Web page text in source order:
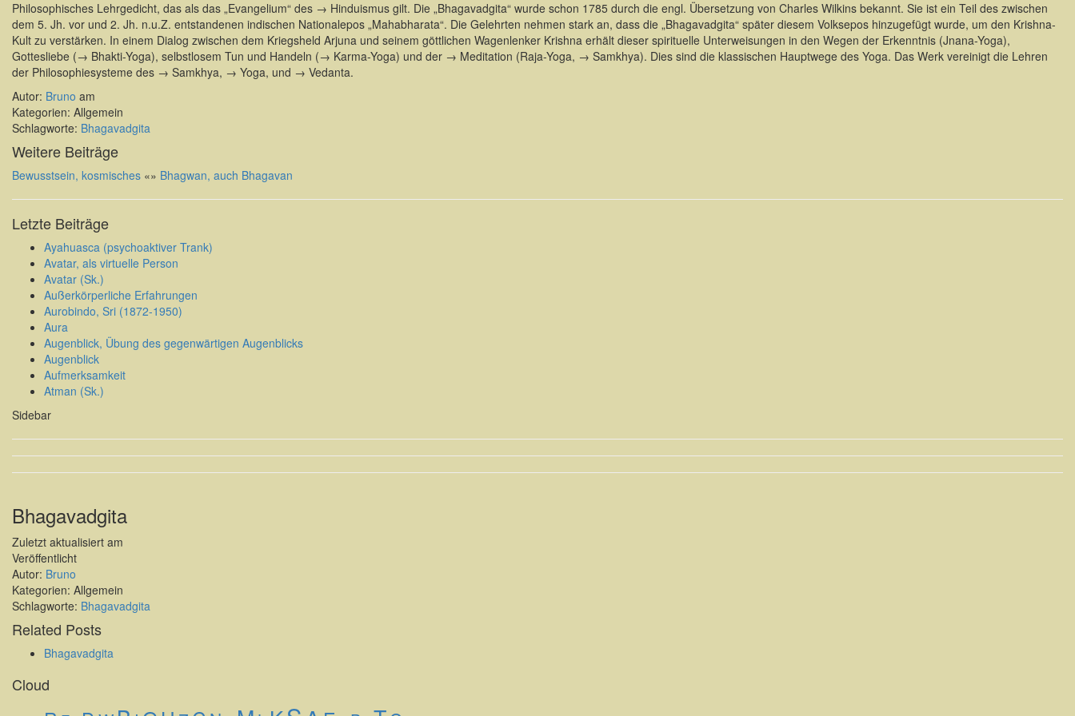
Philosophisches Lehrgedicht, das als das „Evangelium“ des → Hinduismus gilt. Die „Bhagavadgita“ wurde schon 1785 durch die engl. Übersetzung von Charles Wilkins bekannt. Sie ist ein Teil des zwischen
dem 5. Jh. vor und 2. Jh. n.u.Z. entstandenen indischen Nationalepos „Mahabharata“. Die Gelehrten nehmen stark an, dass die „Bhagavadgita“ später diesem Volksepos hinzugefügt wurde, um den Krishna-
Kult zu verstärken. In einem Dialog zwischen dem Kriegsheld Arjuna und seinem göttlichen Wagenlenker Krishna erhält dieser spirituelle Unterweisungen in den Wegen der Erkenntnis (Jnana-Yoga),
Gottesliebe (→ Bhakti-Yoga), selbstlosem Tun und Handeln (→ Karma-Yoga) und der → Meditation (Raja-Yoga, → Samkhya). Dies sind die klassischen Hauptwege des Yoga. Das Werk vereinigt die Lehren
der Philosophiesysteme des → Samkhya, → Yoga, und → Vedanta.
Autor: Bruno am
Kategorien: Allgemein
Schlagworte: Bhagavadgita
Weitere Beiträge
Bewusstsein, kosmisches «» Bhagwan, auch Bhagavan
Letzte Beiträge
Ayahuasca (psychoaktiver Trank)
Avatar, als virtuelle Person
Avatar (Sk.)
Außerkörperliche Erfahrungen
Aurobindo, Sri (1872-1950)
Aura
Augenblick, Übung des gegenwärtigen Augenblicks
Augenblick
Aufmerksamkeit
Atman (Sk.)
Sidebar
Bhagavadgita
Zuletzt aktualisiert am
Veröffentlicht
Autor: Bruno
Kategorien: Allgemein
Schlagworte: Bhagavadgita
Related Posts
Bhagavadgita
Cloud